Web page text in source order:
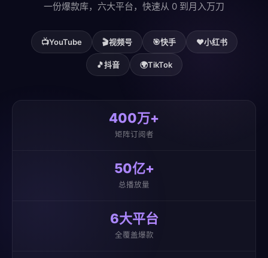
一份爆款库，六大平台，快速从 0 到月入万刀
📺YouTube 🎬视频号 🎯快手 ❤️小红书
🎵抖音 🌍TikTok
400万+
矩阵订阅者
50亿+
总播放量
6大平台
全覆盖爆款